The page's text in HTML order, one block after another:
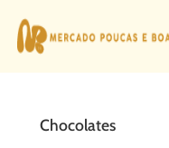
Chocolates